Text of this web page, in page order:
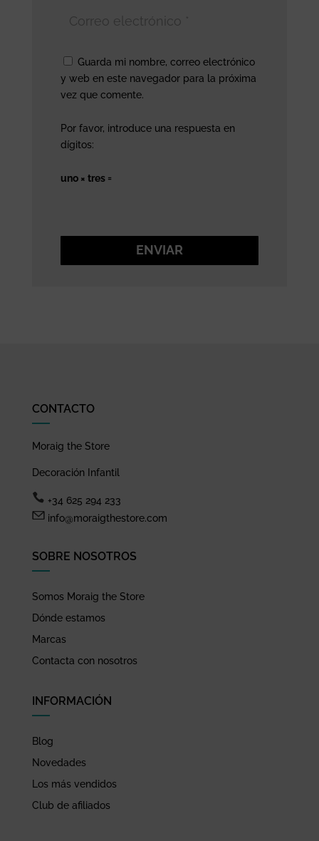
Guarda mi nombre, correo electrónico
y web en este navegador para la próxima
vez que comente.
Por favor, introduce una respuesta en
dígitos:
uno × tres =
ENVIAR
CONTACTO
Moraig the Store
Decoración Infantil
+34 625 294 233
info@moraigthestore.com
SOBRE NOSOTROS
Somos Moraig the Store
Dónde estamos
Marcas
Contacta con nosotros
INFORMACIÓN
Blog
Novedades
Los más vendidos
Club de afiliados